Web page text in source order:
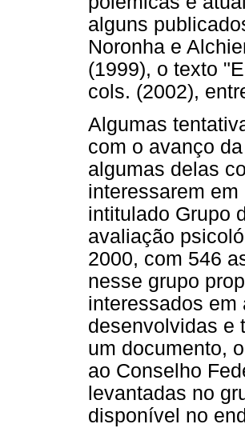
alguns
Noronha e
(1999), o texto
cols. (2002),
Algumas
com o avanço
algumas delas
interessarem
intitulado Grupo
avaliação
2000, com 546
nesse grupo
interessados em
desenvolvidas e
um documento,
ao Conselho
levantadas no
disponível no